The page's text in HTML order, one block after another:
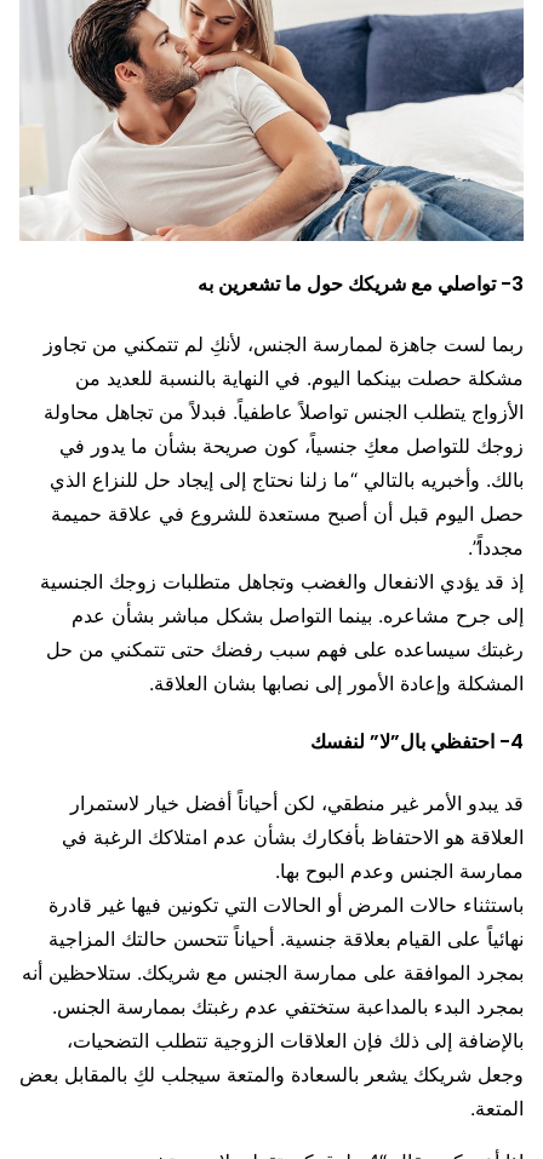
3- تواصلي مع شريكك حول ما تشعرين به
ربما لست جاهزة لممارسة الجنس، لأنكِ لم تتمكني من تجاوز
مشكلة حصلت بينكما اليوم. في النهاية بالنسبة للعديد من
الأزواج يتطلب الجنس تواصلاً عاطفياً. فبدلاً من تجاهل محاولة
زوجك للتواصل معكِ جنسياً، كون صريحة بشأن ما يدور في
بالك. وأخبريه بالتالي “ما زلنا نحتاج إلى إيجاد حل للنزاع الذي
حصل اليوم قبل أن أصبح مستعدة للشروع في علاقة حميمة
مجدداً”.
إذ قد يؤدي الانفعال والغضب وتجاهل متطلبات زوجك الجنسية
إلى جرح مشاعره. بينما التواصل بشكل مباشر بشأن عدم
رغبتك سيساعده على فهم سبب رفضك حتى تتمكني من حل
المشكلة وإعادة الأمور إلى نصابها بشان العلاقة.
4- احتفظي بال”لا” لنفسك
قد يبدو الأمر غير منطقي، لكن أحياناً أفضل خيار لاستمرار
العلاقة هو الاحتفاظ بأفكارك بشأن عدم امتلاكك الرغبة في
ممارسة الجنس وعدم البوح بها.
باستثناء حالات المرض أو الحالات التي تكونين فيها غير قادرة
نهائياً على القيام بعلاقة جنسية. أحياناً تتحسن حالتك المزاجية
بمجرد الموافقة على ممارسة الجنس مع شريكك. ستلاحظين أنه
بمجرد البدء بالمداعبة ستختفي عدم رغبتك بممارسة الجنس.
بالإضافة إلى ذلك فإن العلاقات الزوجية تتطلب التضحيات،
وجعل شريكك يشعر بالسعادة والمتعة سيجلب لكِ بالمقابل بعض
المتعة.